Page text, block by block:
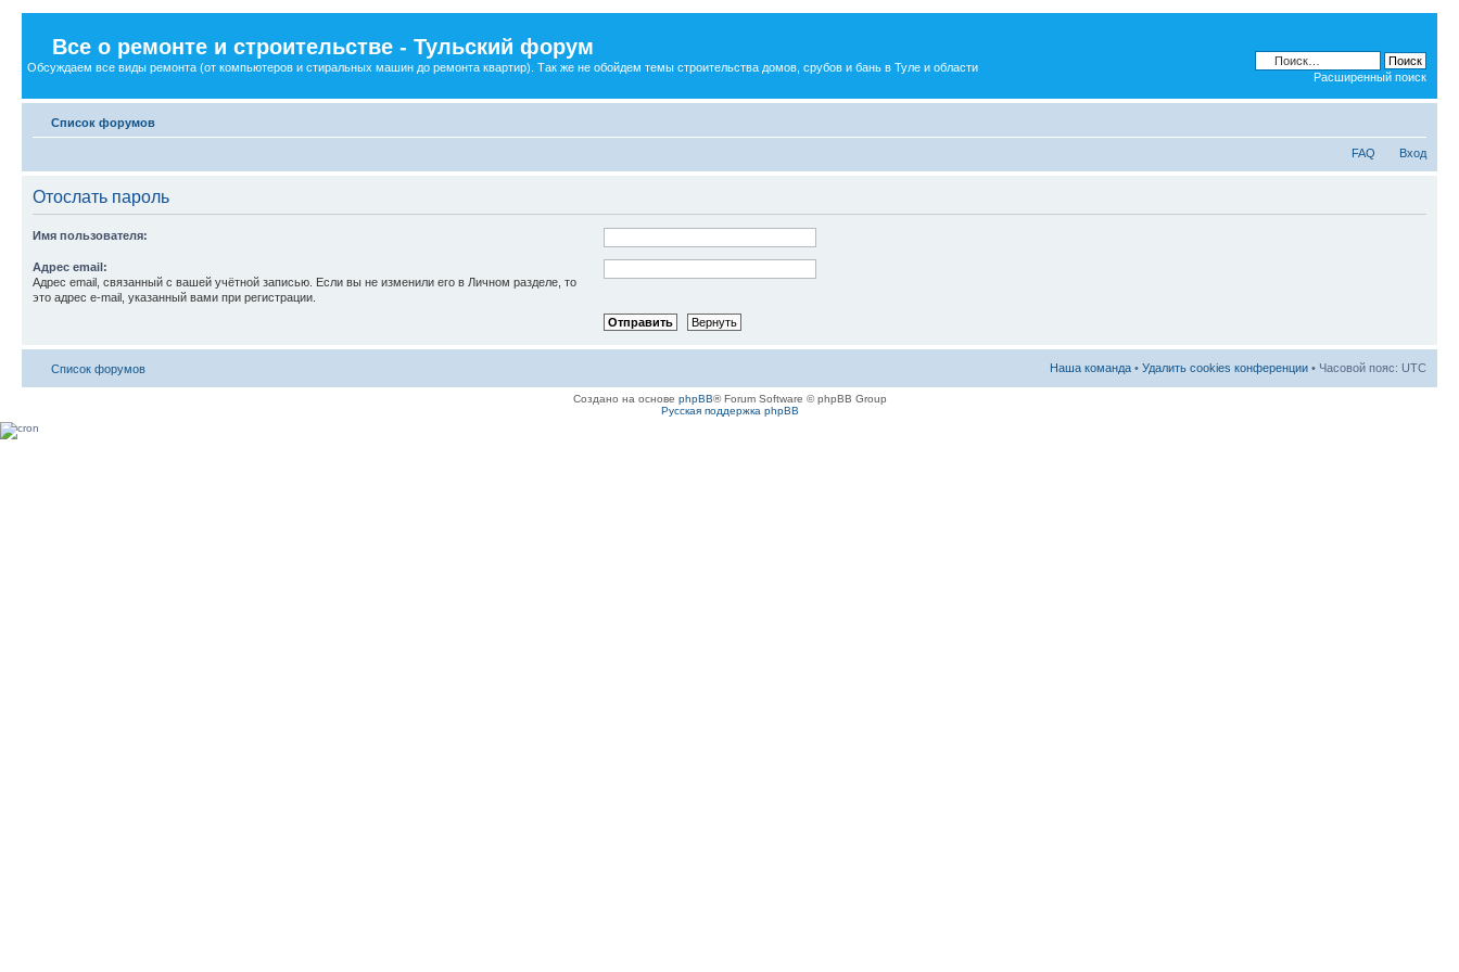
Все о ремонте и строительстве - Тульский форум
Обсуждаем все виды ремонта (от компьютеров и стиральных машин до ремонта квартир). Так же не обойдем темы строительства домов, срубов и бань в Туле и области
Расширенный поиск
Список форумов
FAQ Вход
Отослать пароль
Имя пользователя:
Адрес email:
Адрес email, связанный с вашей учётной записью. Если вы не изменили его в Личном разделе, то
это адрес e-mail, указанный вами при регистрации.
Список форумов Наша команда • Удалить cookies конференции • Часовой пояс: UTC
Создано на основе phpBB® Forum Software © phpBB Group
Русская поддержка phpBB